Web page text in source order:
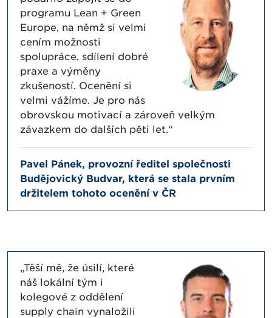
programu Lean + Green
Europe, na němž si velmi
cením možnosti
spolupráce, sdílení dobré
praxe a výměny
zkušeností. Ocenění si
velmi vážíme. Je pro nás
obrovskou motivací a zároveň velkým
závazkem do dalších pěti let.“
Pavel Pánek, provozní ředitel společnosti
Budějovický Budvar, která se stala prvním
držitelem tohoto ocenění v ČR
„Těší mě, že úsilí, které
náš lokální tým i
kolegové z oddělení
supply chain vynaložili